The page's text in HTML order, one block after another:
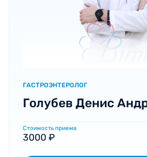
ГАСТРОЭНТЕРОЛОГ
Голубев Денис
Стоимость приема
3000 ₽